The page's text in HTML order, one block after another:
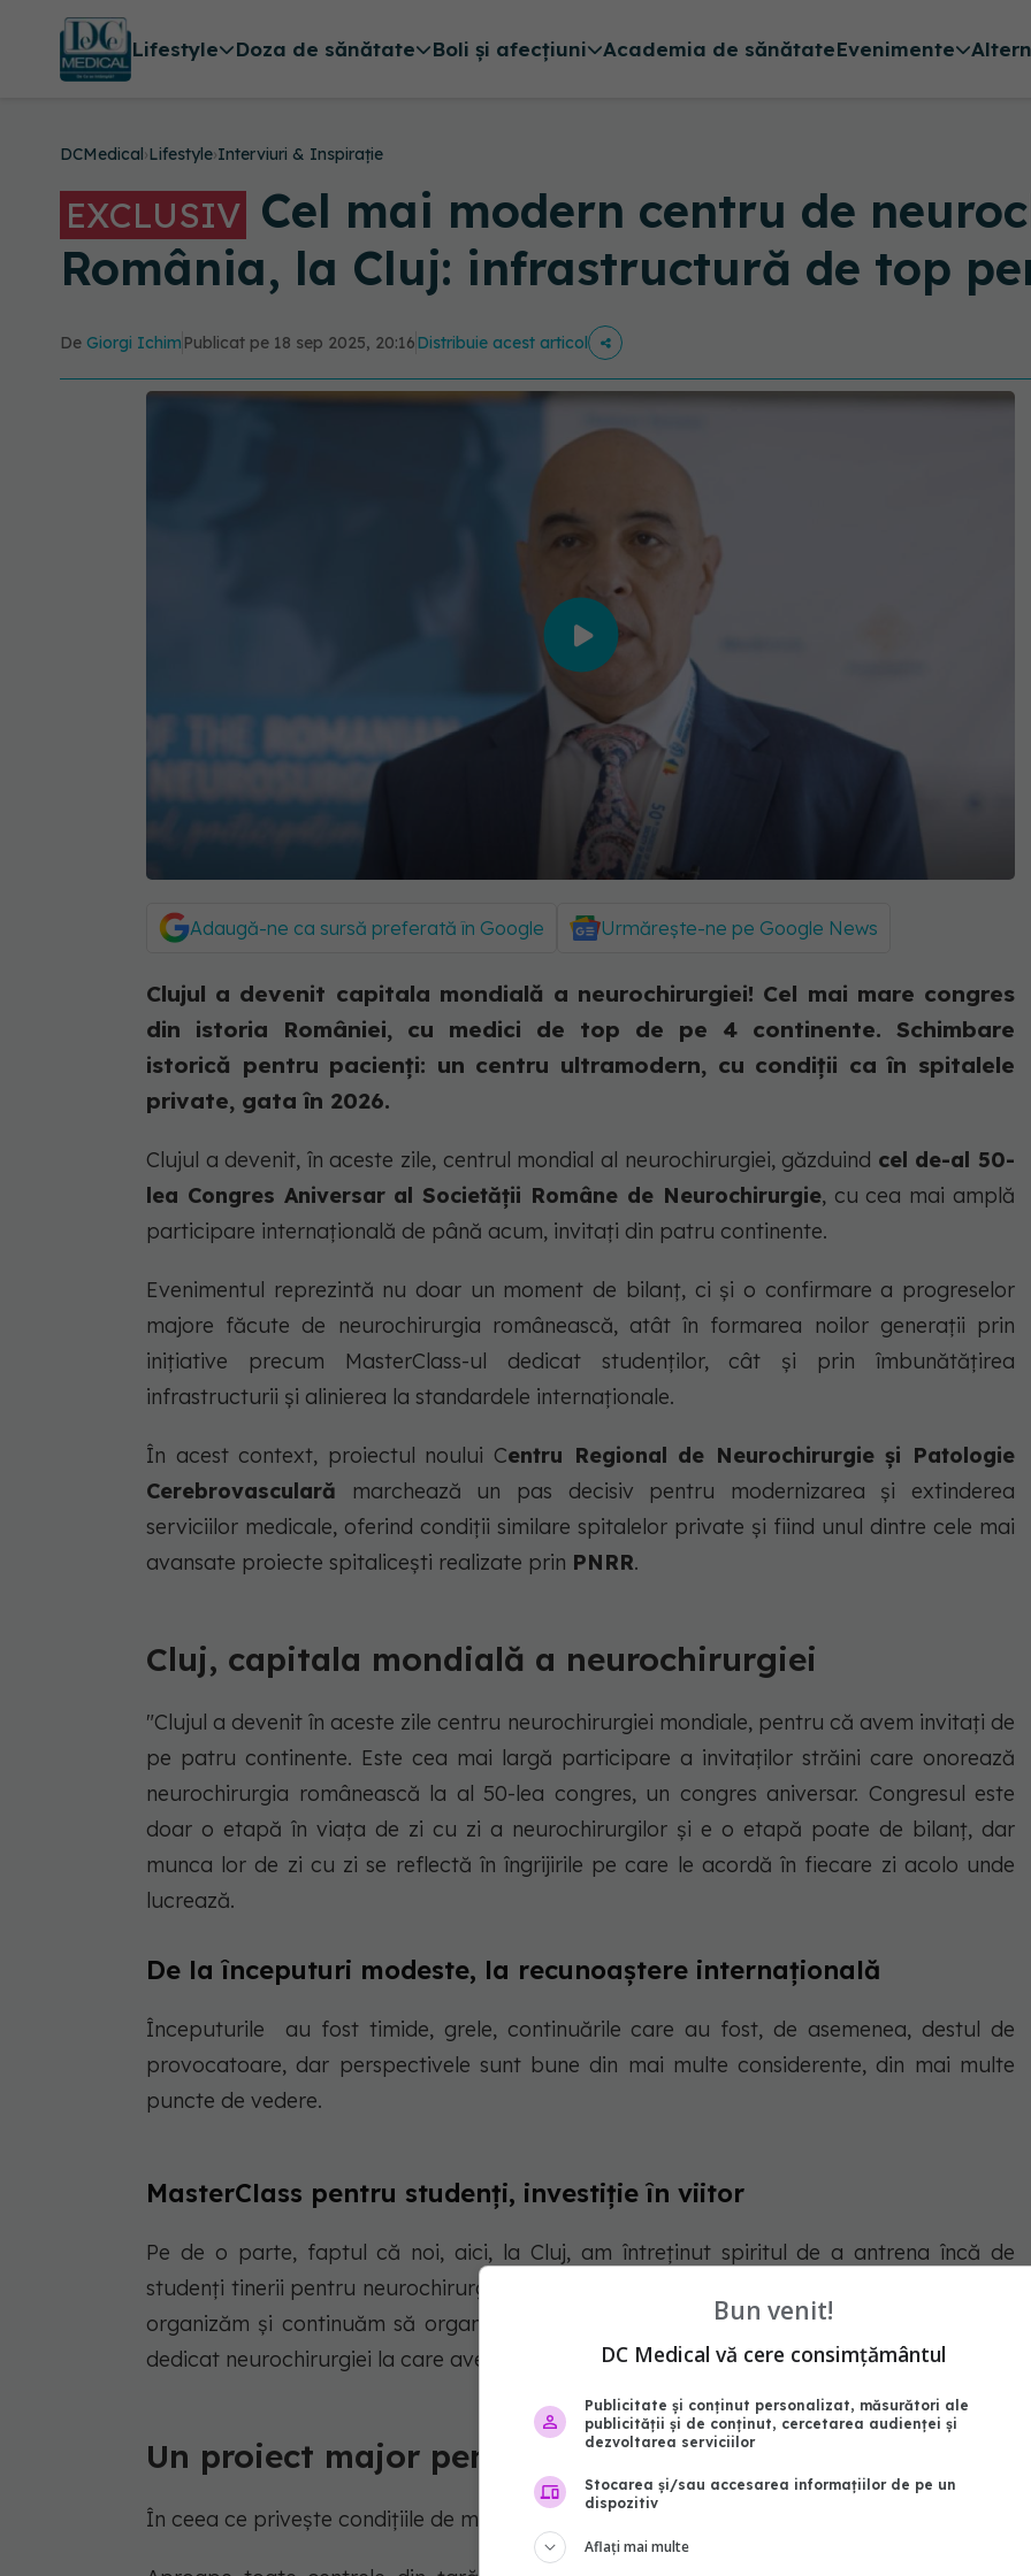
Lifestyle Doza de sănătate Boli și afecțiuni Academia de sănătateEvenimente
DCMedical›Lifestyle›Interviuri & Inspirație
EXCLUSIV Cel mai modern centru de
România, la Cluj: infrastructură de top
De Giorgi Ichim Publicat pe 18 sep 2025, 20:16Distribuie acest articol
Adaugă-ne ca sursă preferată în Google Urmărește-ne pe Google News
Clujul a devenit capitala mondială a neurochirurgiei! Cel mai mare congres
din istoria României, cu medici de top de pe 4 continente. Schimbare
istorică pentru pacienți: un centru ultramodern, cu condiții ca în spitalele
private, gata în 2026.
Clujul a devenit, în aceste zile, centrul mondial al neurochirurgiei, găzduind cel de-al 50-
lea Congres Aniversar al Societății Române de Neurochirurgie, cu cea mai amplă
participare internațională de până acum, invitați din patru continente.
Evenimentul reprezintă nu doar un moment de bilanț, ci și o confirmare a progreselor
majore făcute de neurochirurgia românească, atât în formarea noilor generații prin
inițiative precum MasterClass-ul dedicat studenților, cât și prin îmbunătățirea
infrastructurii și alinierea la standardele internaționale.
În acest context, proiectul noului Centru Regional de Neurochirurgie și Patologie
Cerebrovasculară marchează un pas decisiv pentru modernizarea și extinderea
serviciilor medicale, oferind condiții similare spitalelor private și fiind unul dintre cele mai
avansate proiecte spitalicești realizate prin PNRR.
Cluj, capitala mondială a neurochirurgiei
"Clujul a devenit în aceste zile centru neurochirurgiei mondiale, pentru că avem invitați de
pe patru continente. Este cea mai largă participare a invitaților străini care onorează
neurochirurgia românească la al 50-lea congres, un congres aniversar. Congresul este
doar o etapă în viața de zi cu zi a neurochirurgilor și e o etapă poate de bilanț, dar
munca lor de zi cu zi se reflectă în îngrijirile pe care le acordă în fiecare zi acolo unde
lucrează.
De la începuturi modeste, la recunoaștere internațională
Începuturile au fost timide, grele, continuările care au fost, de asemenea, destul de
provocatoare, dar perspectivele sunt bune din mai multe considerente, din mai multe
puncte de vedere.
MasterClass pentru studenți, investiție în viitor
Pe de o parte, faptul că noi, aici, la Cluj, am întreținut spiritul de a antrena încă de
studenți tinerii pentru neurochirurgie și în acest sens, în urmă cu 13-14 ani, am început să
organizăm și continuăm să organizăm așa-numitul MasterClass, un congres studențesc
dedicat neurochirurgiei la care avem invitați din străinătate.
Un proiect major pentru pacienți
În ceea ce privește condițiile de muncă, ele s-au îmbunătățit în ultimii ani.
Bun venit!
DC Medical vă cere consimțământul
Publicitate și conținut personalizat, măsurători ale
publicității și de conținut, cercetarea audienței și
dezvoltarea serviciilor
Stocarea și/sau accesarea informațiilor de pe un
dispozitiv
Aflați mai multe